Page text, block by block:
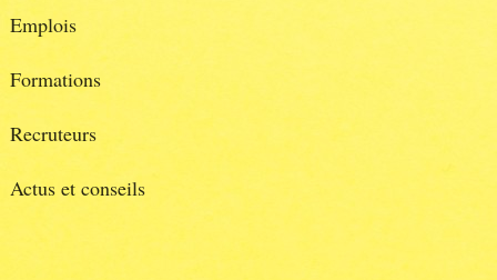
Emplois
Formations
Recruteurs
Actus et conseils